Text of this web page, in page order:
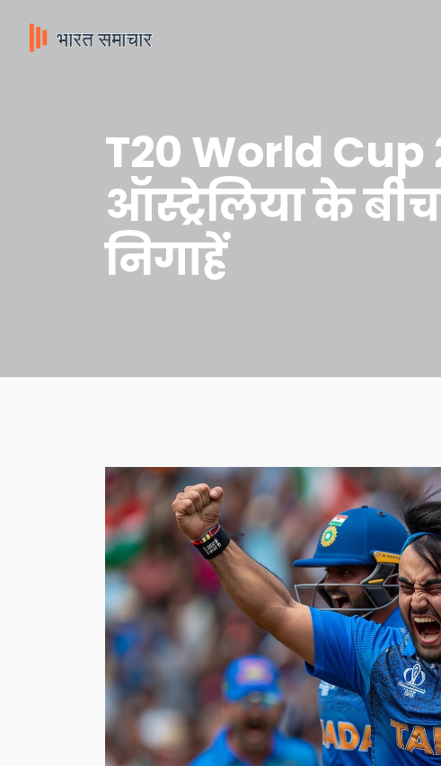
T20 World
ऑस्ट्रेलिया के
निगाहें